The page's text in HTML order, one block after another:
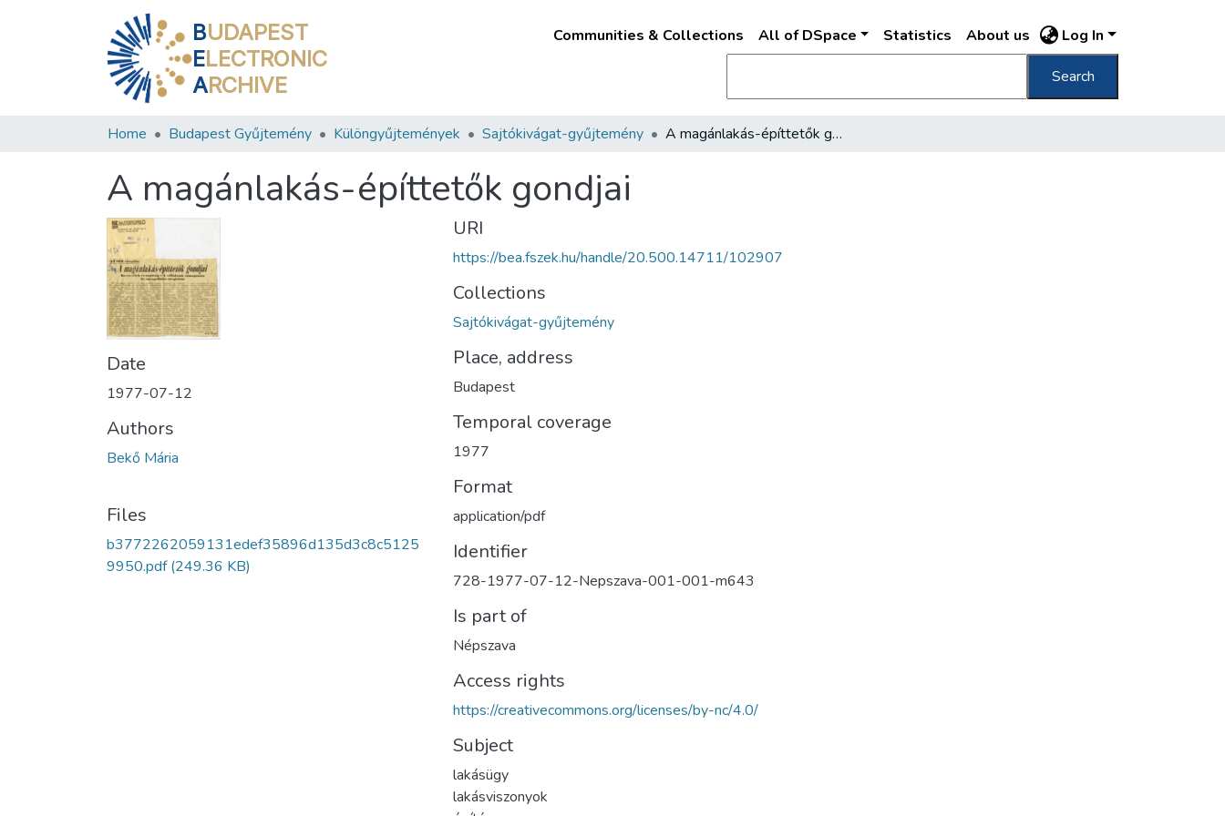
BUDAPEST
ELECTRONIC
ARCHIVE
Communities & Collections All of DSpace Statistics About us Log In
Search
Home Budapest Gyűjtemény Különgyűjtemények Sajtókivágat-gyűjtemény A magánlakás-építtetők gondjai
A magánlakás-építtetők gondjai
Date
1977-07-12
Authors
Bekő Mária
Files
b3772262059131edef35896d135d3c8c5125
9950.pdf(249.36 KB)
URI
https://bea.fszek.hu/handle/20.500.14711/102907
Collections
Sajtókivágat-gyűjtemény
Place, address
Budapest
Temporal coverage
1977
Format
application/pdf
Identifier
728-1977-07-12-Nepszava-001-001-m643
Is part of
Népszava
Access rights
https://creativecommons.org/licenses/by-nc/4.0/
Subject
lakásügy
lakásviszonyok